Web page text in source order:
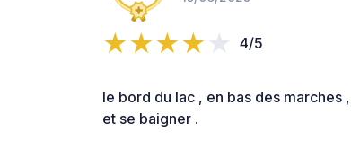
4/5
le bord du lac , en bas des
et se baigner .